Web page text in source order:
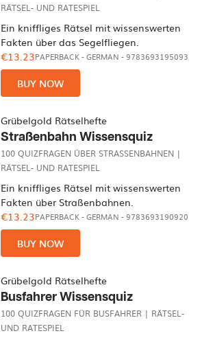
RÄTSEL- UND RATESPIEL
Ein kniffliges Rätsel mit wissenswerten
Fakten über das Segelfliegen.
€13.23PAPERBACK-GERMAN - 9783693195093
BUY NOW
Grübelgold Rätselhefte
Straßenbahn Wissensquiz
100 QUIZFRAGEN ÜBER STRASSENBAHNEN | R
ÄTSEL- UND RATESPIEL
Ein kniffliges Rätsel mit wissenswerten
Fakten über Straßenbahnen.
€13.23PAPERBACK-GERMAN - 9783693190920
BUY NOW
Grübelgold Rätselhefte
Busfahrer Wissensquiz
100 QUIZFRAGEN FÜR BUSFAHRER | RÄTSEL-
UND RATESPIEL